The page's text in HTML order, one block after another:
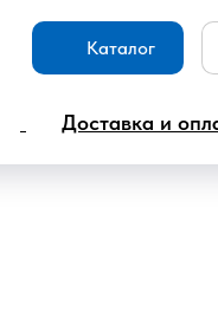
Каталог
Доставка и